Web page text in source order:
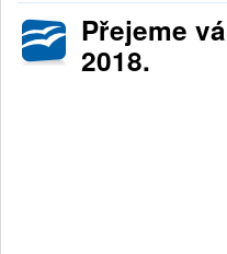
Přejeme
2018.